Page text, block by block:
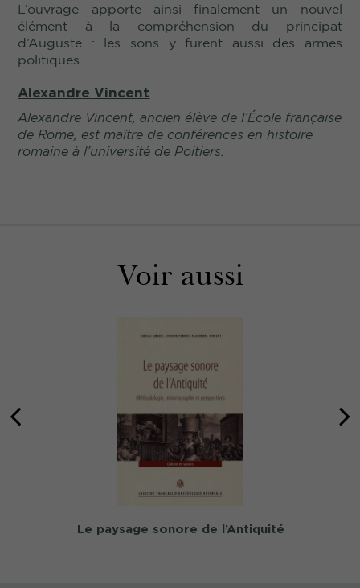
L’ouvrage apporte ainsi finalement un nouvel
élément à la compréhension du principat
d’Auguste : les sons y furent aussi des armes
politiques.
Alexandre Vincent
Alexandre Vincent, ancien élève de l’École française
de Rome, est maître de conférences en histoire
romaine à l’université de Poitiers.
Voir aussi
Le paysage sonore de l’Antiquité